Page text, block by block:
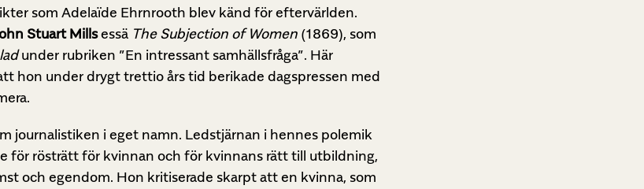
som Adelaïde Ehrnrooth blev känd för eftervärlden.
Stuart Millsessä The Subjection of Women (1869), som
under rubriken ”En intressant samhällsfråga”. Här
hon under drygt trettio års tid berikade dagspressen med
journalistiken i eget namn. Ledstjärnan i hennes polemik
för rösträtt för kvinnan och för kvinnans rätt till utbildning,
och egendom. Hon kritiserade skarpt att en kvinna, som